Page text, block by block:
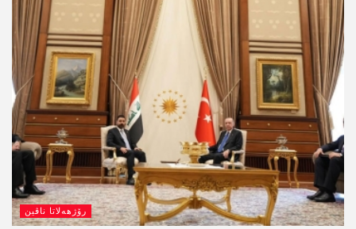
رۆژھەلاتا ناڤین